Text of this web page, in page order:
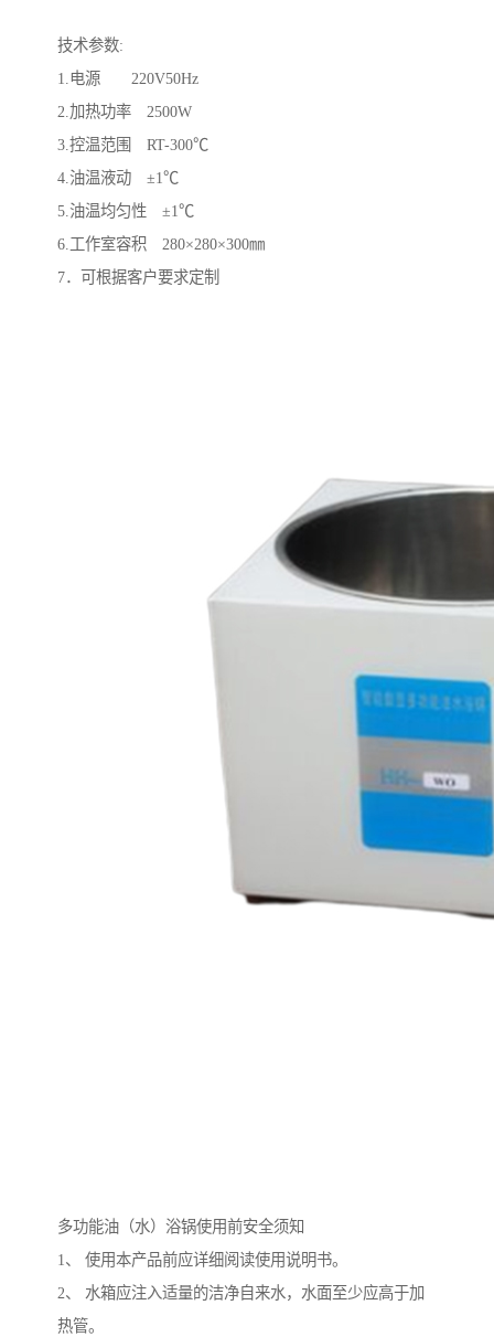
技术参数:
1.电源 220V50Hz
2.加热功率 2500W
3.控温范围 RT-300℃
4.油温液动 ±1℃
5.油温均匀性 ±1℃
6.工作室容积 280×280×300㎜
7．可根据客户要求定制
多功能油（水）浴锅使用前安全须知
1、 使用本产品前应详细阅读使用说明书。
2、 水箱应注入适量的洁净自来水，水面至少应高于加
热管。